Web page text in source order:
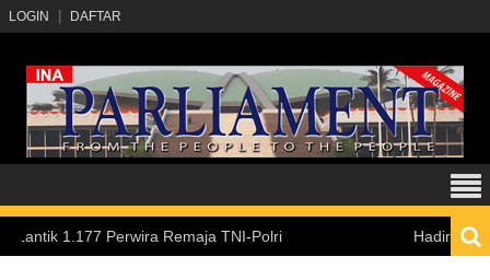
LOGIN DAFTAR
Perwira Remaja TNI-Polri Hadirkan